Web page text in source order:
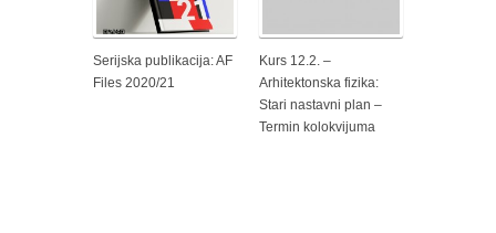
Serijska publikacija: AF
Files 2020/21
Kurs 12.2. –
Arhitektonska fizika:
Stari nastavni plan –
Termin kolokvijuma